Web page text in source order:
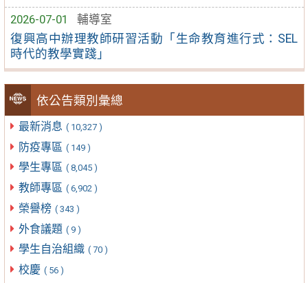
2026-07-01
輔導室
復興高中辦理教師研習活動「生命教育進行式：SEL
時代的教學實踐」
依公告類別彙總
最新消息 ( 10,327 )
防疫專區 ( 149 )
學生專區 ( 8,045 )
教師專區 ( 6,902 )
榮譽榜 ( 343 )
外食議題 ( 9 )
學生自治組織 ( 70 )
校慶 ( 56 )